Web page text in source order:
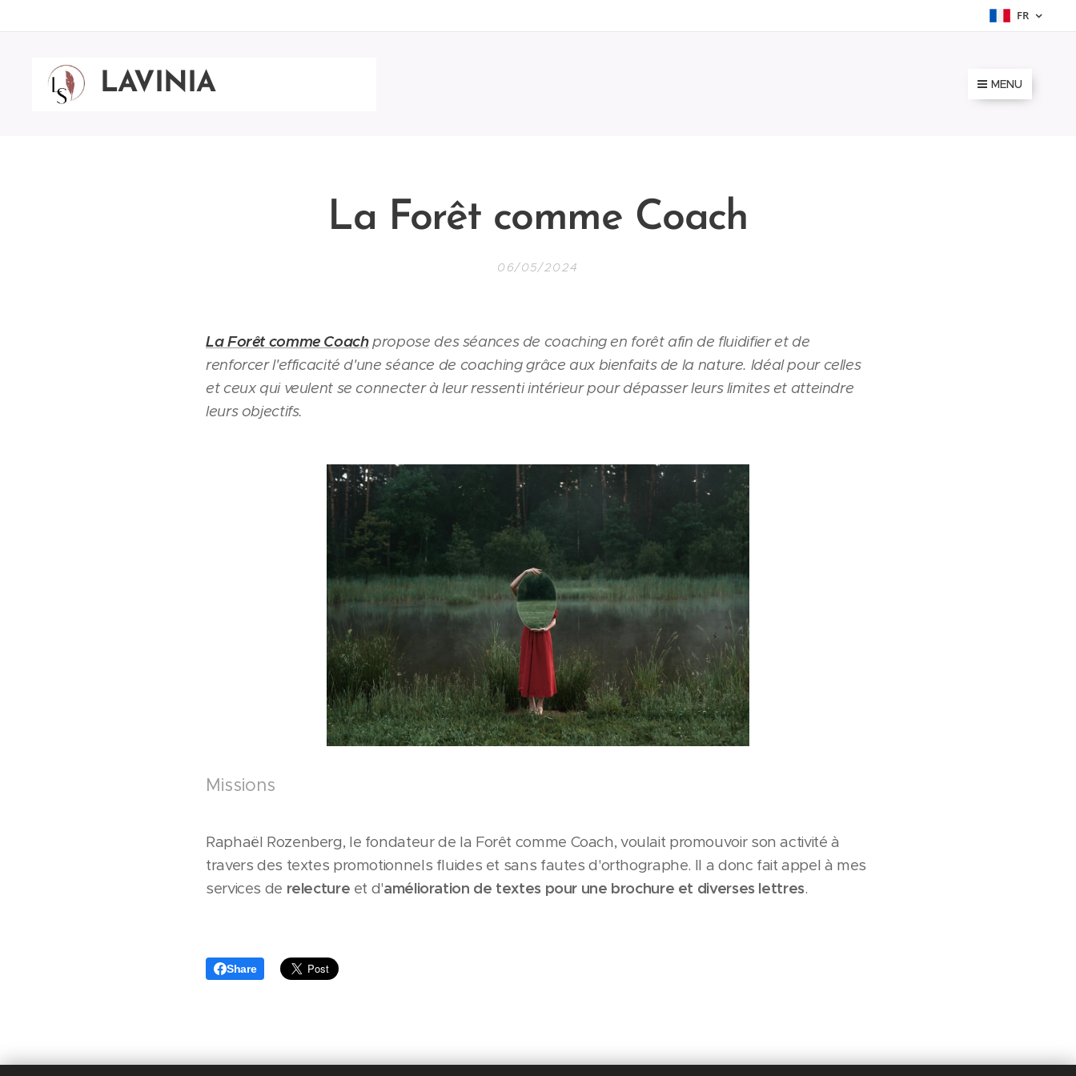
FR
LAVINIA
MENU
La Forêt comme Coach
06/05/2024
La Forêt comme Coachpropose des séances de coaching en forêt afin de fluidifier et de
renforcer l'efficacité d'une séance de coaching grâce aux bienfaits de la nature. Idéal pour celles
et ceux qui veulent se connecter à leur ressenti intérieur pour dépasser leurs limites et atteindre
leurs objectifs.
Missions
Raphaël Rozenberg, le fondateur de la Forêt comme Coach, voulait promouvoir son activité à
travers des textes promotionnels fluides et sans fautes d'orthographe. Il a donc fait appel à mes
services de relecture et d'amélioration de textes pour une brochure et diverses lettres.
Share